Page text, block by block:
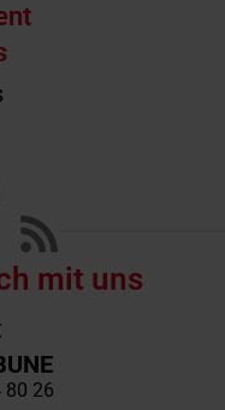
80 26
mit uns